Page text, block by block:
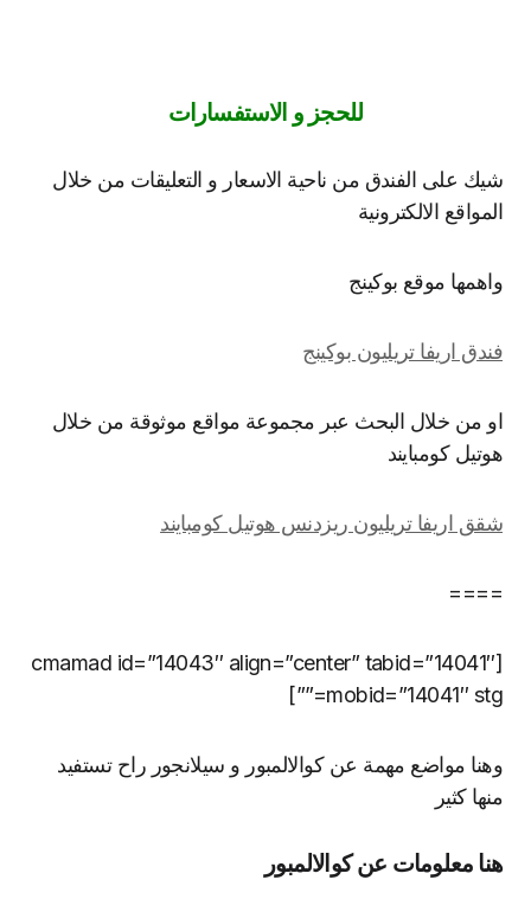
للحجز و الاستفسارات
على الفندق من ناحية الاسعار و التعليقات من خلال
الالكترونية
موقع بوكينج
اريفا تريليون بوكينج
من خلال البحث عبر مجموعة مواقع موثوقة من خلال
كومبايند
اريفا تريليون ريزدنس هوتيل كومبايند
[cmamad id=”14043″ align=”center”
mobid=”14041″
مواضع مهمة عن كوالالمبور و سيلانجور راح تستفيد
كثير
معلومات عن كوالالمبور